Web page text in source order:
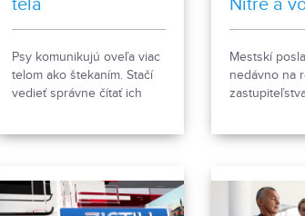
Psy komunikujú oveľa viac
telom ako štekaním. Stačí
vedieť správne čítať ich
canisterapeutka spolu so
svojimi štvornohými
Mestskí
nedávno na
vyvolalo
možné za